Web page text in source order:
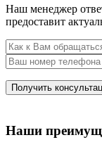
Наш менеджер
предоставит
Наши